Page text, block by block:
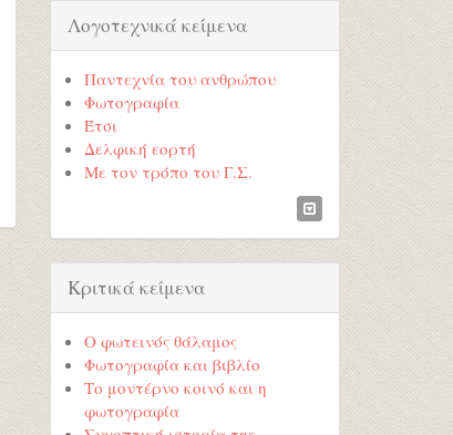
Λογοτεχνικά κείμενα
Παντεχνία του ανθρώπου
Φωτογραφία
Έτσι
Δελφική εορτή
Με τον τρόπο του Γ.Σ.
Κριτικά κείμενα
Ο φωτεινός θάλαμος
Φωτογραφία και βιβλίο
Το μοντέρνο κοινό και η
φωτογραφία